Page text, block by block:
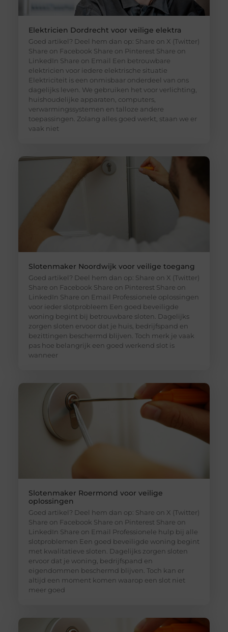
Elektricien Dordrecht voor veilige elektra
Goed artikel? Deel hem dan op: Share on X (Twitter)
Share on Facebook Share on Pinterest Share on
LinkedIn Share on Email Een betrouwbare
elektricien voor iedere elektrische situatie
Elektriciteit is een onmisbaar onderdeel van ons
dagelijks leven. We gebruiken het voor verlichting,
huishoudelijke apparaten, computers,
verwarmingssystemen en talloze andere
toepassingen. Zolang alles goed werkt, staan we er
vaak niet
Slotenmaker Noordwijk voor veilige toegang
Goed artikel? Deel hem dan op: Share on X (Twitter)
Share on Facebook Share on Pinterest Share on
LinkedIn Share on Email Professionele oplossingen
voor ieder slotprobleem Een goed beveiligde
woning begint bij betrouwbare sloten. Dagelijks
zorgen sloten ervoor dat je huis, bedrijfspand en
bezittingen beschermd blijven. Toch merk je vaak
pas hoe belangrijk een goed werkend slot is
wanneer
Slotenmaker Roermond voor veilige
oplossingen
Goed artikel? Deel hem dan op: Share on X (Twitter)
Share on Facebook Share on Pinterest Share on
LinkedIn Share on Email Professionele hulp bij alle
slotproblemen Een goed beveiligde woning begint
met kwalitatieve sloten. Dagelijks zorgen sloten
ervoor dat je woning, bedrijfspand en
eigendommen beschermd blijven. Toch kan er
altijd een moment komen waarop een slot niet
meer goed